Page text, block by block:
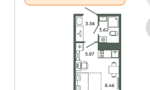
Объект месяца